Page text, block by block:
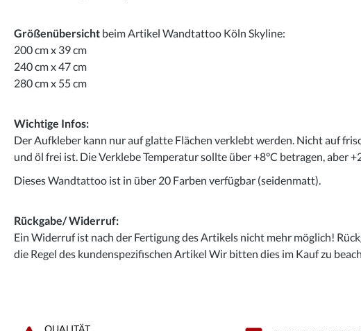
Größenübersicht beim Artikel Wandtattoo Köln Skyline:
200 cm x 39 cm
240 cm x 47 cm
280 cm x 55 cm
Wichtige Infos:
Der Aufkleber kann nur auf glatte Flächen verklebt werden. Nicht auf
und öl frei ist. Die Verklebe Temperatur sollte über +8°C betragen, aber
Dieses Wandtattoo ist in über 20 Farben verfügbar (seidenmatt).
Rückgabe/ Widerruf:
Ein Widerruf ist nach der Fertigung des Artikels nicht mehr möglich!
die Regel des kundenspezifischen Artikel Wir bitten dies im Kauf zu